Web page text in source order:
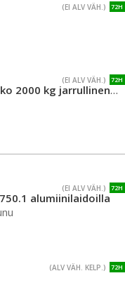
72H
(EI ALV VÄH.)
72H
(EI ALV VÄH.)
Muu merkki Vezeko 2000 kg jarrullinen 2-akselinen perävaunu
72H
(EI ALV VÄH.)
alumiinilaidoilla
72H
(ALV VÄH. KELP.)